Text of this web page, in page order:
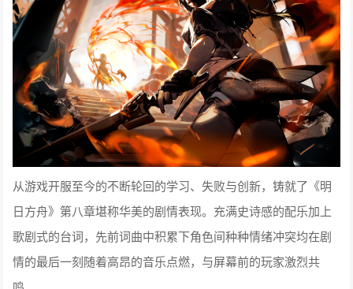
从游戏开服至今的不断轮回的学习、失败与创新，铸就了《明
日方舟》第八章堪称华美的剧情表现。充满史诗感的配乐加上
歌剧式的台词，先前词曲中积累下角色间种种情绪冲突均在剧
情的最后一刻随着高昂的音乐点燃，与屏幕前的玩家激烈共